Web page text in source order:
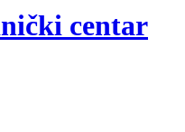
centar